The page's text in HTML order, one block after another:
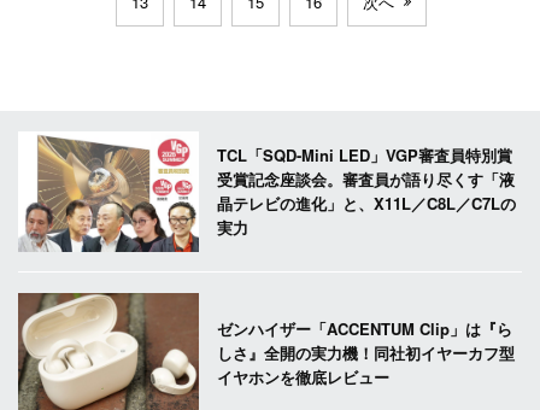
TCL「SQD-Mini LED」VGP審査員特別賞
受賞記念座談会。審査員が語り尽くす「液
晶テレビの進化」と、X11L／C8L／C7Lの
実力
ゼンハイザー「ACCENTUM Clip」は『ら
しさ』全開の実力機！同社初イヤーカフ型
イヤホンを徹底レビュー